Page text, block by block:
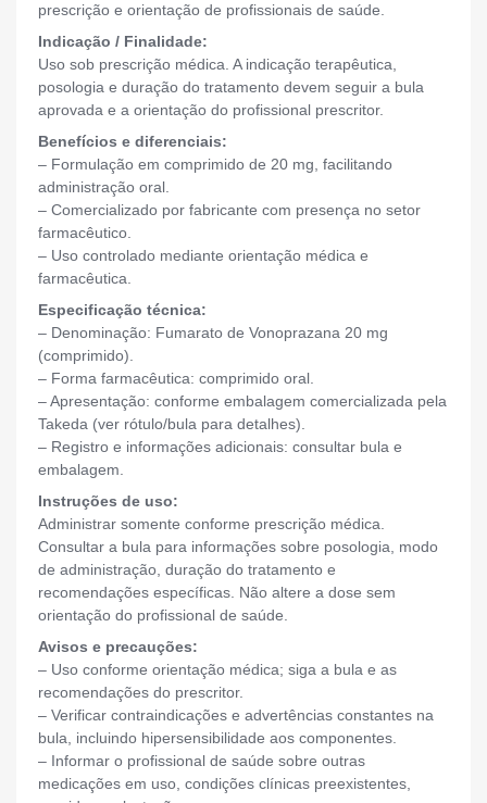
prescrição e orientação de profissionais de saúde.
Indicação / Finalidade:
Uso sob prescrição médica. A indicação terapêutica,
posologia e duração do tratamento devem seguir a bula
aprovada e a orientação do profissional prescritor.
Benefícios e diferenciais:
– Formulação em comprimido de 20 mg, facilitando
administração oral.
– Comercializado por fabricante com presença no setor
farmacêutico.
– Uso controlado mediante orientação médica e
farmacêutica.
Especificação técnica:
– Denominação: Fumarato de Vonoprazana 20 mg
(comprimido).
– Forma farmacêutica: comprimido oral.
– Apresentação: conforme embalagem comercializada pela
Takeda (ver rótulo/bula para detalhes).
– Registro e informações adicionais: consultar bula e
embalagem.
Instruções de uso:
Administrar somente conforme prescrição médica.
Consultar a bula para informações sobre posologia, modo
de administração, duração do tratamento e
recomendações específicas. Não altere a dose sem
orientação do profissional de saúde.
Avisos e precauções:
– Uso conforme orientação médica; siga a bula e as
recomendações do prescritor.
– Verificar contraindicações e advertências constantes na
bula, incluindo hipersensibilidade aos componentes.
– Informar o profissional de saúde sobre outras
medicações em uso, condições clínicas preexistentes,